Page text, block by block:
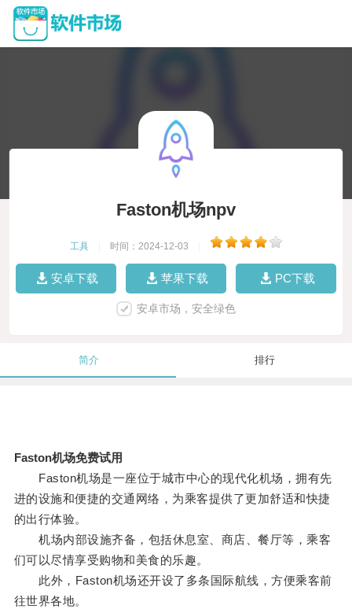
Faston机场npv
工具 时间：2024-12-03
安卓下载 苹果下载 PC下载
安卓市场，安全绿色
简介 排行
Faston机场免费试用
Faston机场是一座位于城市中心的现代化机场，拥有先
进的设施和便捷的交通网络，为乘客提供了更加舒适和快捷
的出行体验。
机场内部设施齐备，包括休息室、商店、餐厅等，乘客
们可以尽情享受购物和美食的乐趣。
此外，Faston机场还开设了多条国际航线，方便乘客前
往世界各地。